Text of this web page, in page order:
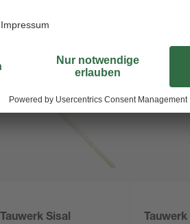
Tauwerk Sisal